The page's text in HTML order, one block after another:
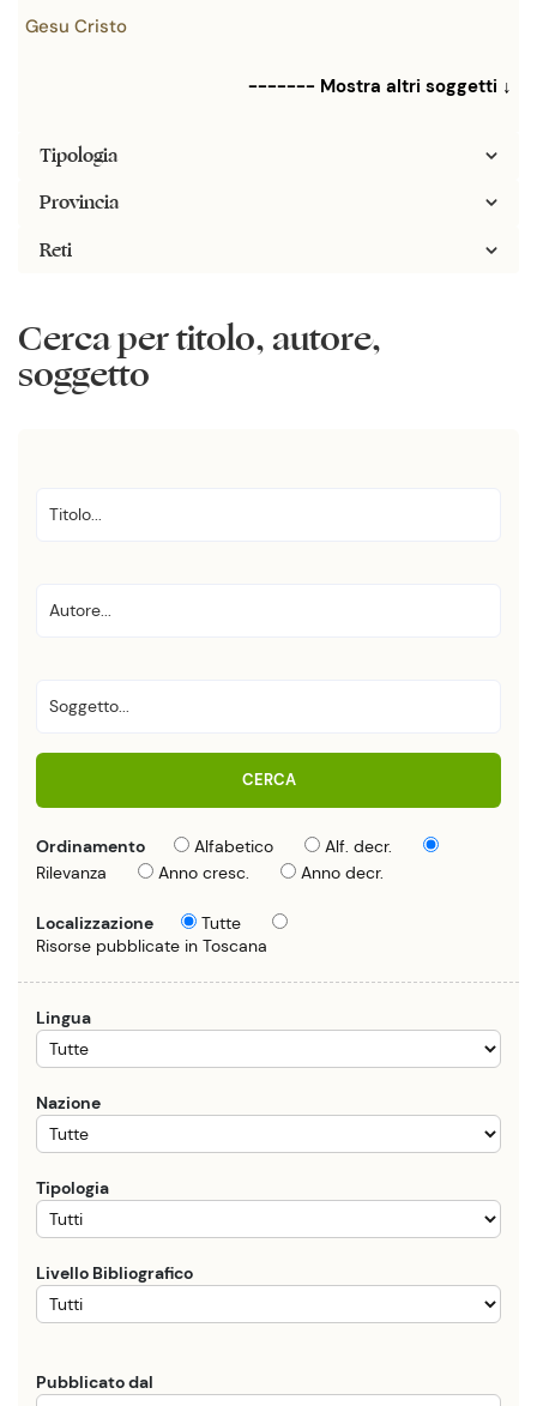
Gesu Cristo
------- Mostra altri soggetti ↓
Tipologia
Provincia
Reti
Cerca per titolo, autore,
soggetto
CERCA
Ordinamento Alfabetico
Alf. decr.
Rilevanza
Anno cresc. Anno decr.
Localizzazione
Tutte
Risorse pubblicate in Toscana
Lingua
Nazione
Tipologia
Livello Bibliografico
Pubblicato dal